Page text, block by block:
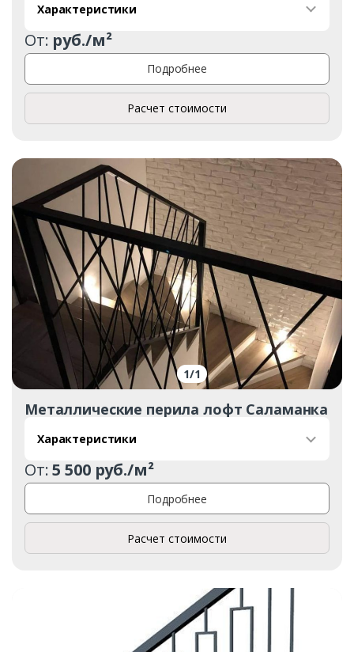
Характеристики
От: руб./м²
Подробнее
Расчет стоимости
1/1
Металлические перила лофт Саламанка
Характеристики
От:5 500 руб./м²
Подробнее
Расчет стоимости